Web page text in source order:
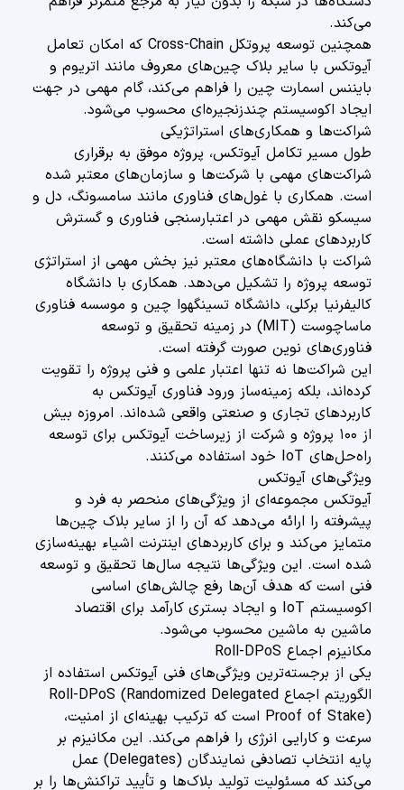
می‌کند.
همچنین توسعه پروتکل Cross-Chain که امکان تعامل
آیوتکس با سایر بلاک چین‌های معروف مانند اتریوم و
بایننس اسمارت چین را فراهم می‌کند، گام مهمی در جهت
ایجاد اکوسیستم چندزنجیره‌ای محسوب می‌شود.
شراکت‌ها و همکاری‌های استراتژیکی
طول مسیر تکامل آیوتکس، پروژه موفق به برقراری
شراکت‌های مهمی با شرکت‌ها و سازمان‌های معتبر شده
است. همکاری با غول‌های فناوری مانند سامسونگ، دل و
سیسکو نقش مهمی در اعتبارسنجی فناوری و گسترش
کاربردهای عملی داشته است.
شراکت با دانشگاه‌های معتبر نیز بخش مهمی از استراتژی
توسعه پروژه را تشکیل می‌دهد. همکاری با دانشگاه
کالیفرنیا برکلی، دانشگاه تسینگهوا چین و موسسه فناوری
ماساچوست (MIT) در زمینه تحقیق و توسعه
فناوری‌های نوین صورت گرفته است.
این شراکت‌ها نه تنها اعتبار علمی و فنی پروژه را تقویت
کرده‌اند، بلکه زمینه‌ساز ورود فناوری آیوتکس به
کاربردهای تجاری و صنعتی واقعی شده‌اند. امروزه بیش
از ۱۰۰ پروژه و شرکت از زیرساخت آیوتکس برای توسعه
راه‌حل‌های IoT خود استفاده می‌کنند.
ویژگی‌های آیوتکس
آیوتکس مجموعه‌ای از ویژگی‌های منحصر به فرد و
پیشرفته را ارائه می‌دهد که آن را از سایر بلاک چین‌ها
متمایز می‌کند و برای کاربردهای اینترنت اشیاء بهینه‌سازی
شده است. این ویژگی‌ها نتیجه سال‌ها تحقیق و توسعه
فنی است که هدف آن‌ها رفع چالش‌های اساسی
اکوسیستم IoT و ایجاد بستری کارآمد برای اقتصاد
ماشین به ماشین محسوب می‌شود.
مکانیزم اجماع Roll-DPoS
یکی از برجسته‌ترین ویژگی‌های فنی آیوتکس استفاده از
الگوریتم اجماع Roll-DPoS (Randomized Delegated
Proof of Stake) است که ترکیب بهینه‌ای از امنیت،
سرعت و کارایی انرژی را فراهم می‌کند. این مکانیزم بر
پایه انتخاب تصادفی نمایندگان (Delegates) عمل
می‌کند که مسئولیت تولید بلاک‌ها و تأیید تراکنش‌ها را بر